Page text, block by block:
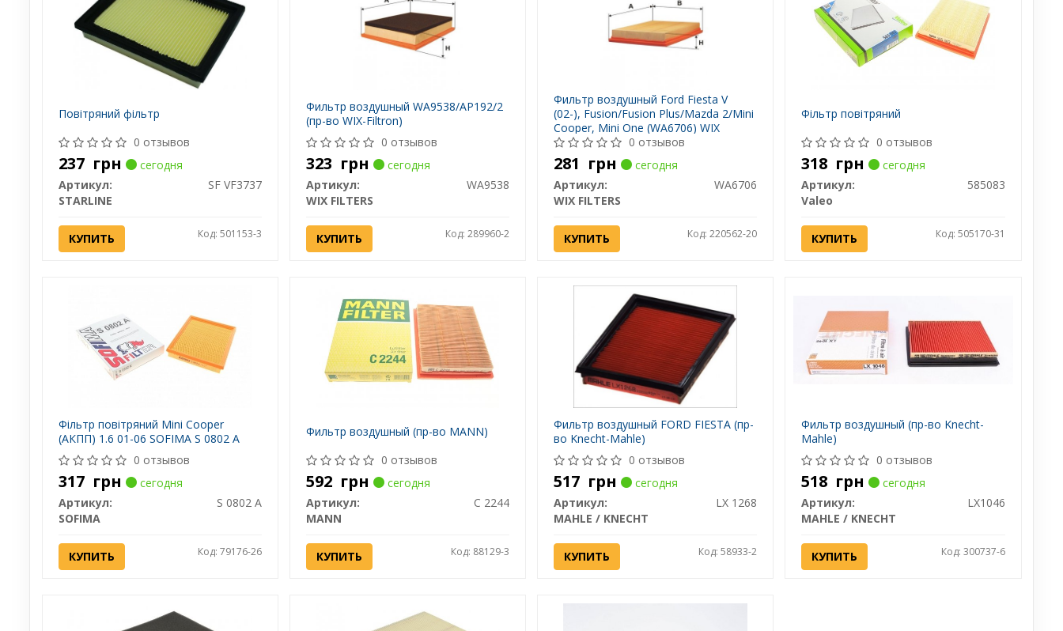
Повітряний фільтр
0 отзывов
237 грн
сегодня
Артикул:
SF VF3737
STARLINE
КУПИТЬ Код: 501153-3
Фильтр воздушный WA9538/AP192/2
(пр-во WIX-Filtron)
0 отзывов
323 грн
сегодня
Артикул:
WA9538
WIX FILTERS
КУПИТЬ Код: 289960-2
Фильтр воздушный Ford Fiesta V
(02-), Fusion/Fusion Plus/Mazda 2/Mini
Cooper, Mini One (WA6706) WIX
0 отзывов
281 грн
сегодня
Артикул:
WA6706
WIX FILTERS
КУПИТЬ Код: 220562-20
Фільтр повітряний
0 отзывов
318 грн
сегодня
Артикул:
585083
Valeo
КУПИТЬ Код: 505170-31
Фільтр повітряний Mini Cooper
(АКПП) 1.6 01-06 SOFIMA S 0802 A
0 отзывов
317 грн
сегодня
Артикул:
S 0802 A
SOFIMA
КУПИТЬ Код: 79176-26
Фильтр воздушный (пр-во MANN)
0 отзывов
592 грн
сегодня
Артикул:
C 2244
MANN
КУПИТЬ Код: 88129-3
Фильтр воздушный FORD FIESTA (пр-
во Knecht-Mahle)
0 отзывов
517 грн
сегодня
Артикул:
LX 1268
MAHLE / KNECHT
КУПИТЬ Код: 58933-2
Фильтр воздушный (пр-во Knecht-
Mahle)
0 отзывов
518 грн
сегодня
Артикул:
LX1046
MAHLE / KNECHT
КУПИТЬ Код: 300737-6